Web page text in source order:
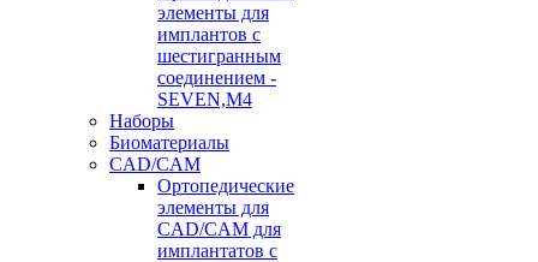
элементы для
имплантов с
шестигранным
соединением -
SEVEN,M4
Наборы
Биоматериалы
CAD/CAM
Ортопедические
элементы для
CAD/CAM для
имплантатов с